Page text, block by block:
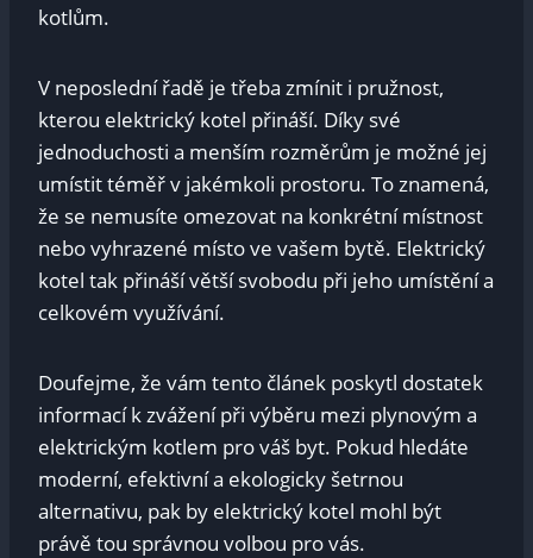
kotlům.
V neposlední řadě je třeba zmínit i pružnost,
kterou elektrický kotel přináší. Díky své
jednoduchosti a menším rozměrům je možné jej
umístit téměř v jakémkoli prostoru. To znamená,
že se nemusíte omezovat na konkrétní místnost
nebo vyhrazené místo ve vašem bytě. Elektrický
kotel tak přináší větší svobodu při jeho umístění a
celkovém využívání.
Doufejme, že vám tento článek poskytl dostatek
informací k zvážení při výběru mezi plynovým a
elektrickým kotlem pro váš byt. Pokud hledáte
moderní, efektivní a ekologicky šetrnou
alternativu, pak by elektrický kotel mohl být
právě tou správnou volbou pro vás.